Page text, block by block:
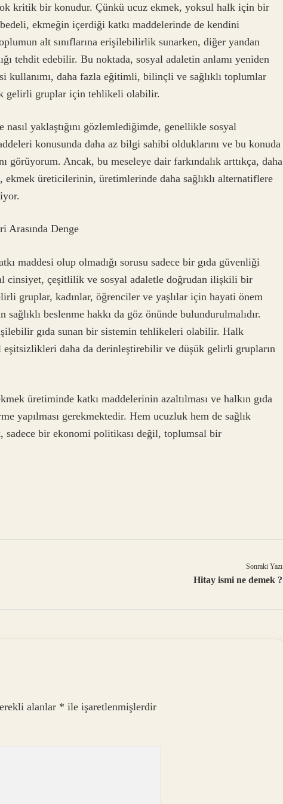
kritik bir konudur. Çünkü ucuz ekmek, yoksul halk için bir
ekmeğin içerdiği katkı maddelerinde de kendini
alt sınıflarına erişilebilirlik sunarken, diğer yandan
tehdit edebilir. Bu noktada, sosyal adaletin anlamı yeniden
kullanımı, daha fazla eğitimli, bilinçli ve sağlıklı toplumlar
gelirli gruplar için tehlikeli olabilir.
yaklaştığını gözlemlediğimde, genellikle sosyal
konusunda daha az bilgi sahibi olduklarını ve bu konuda
görüyorum. Ancak, bu meseleye dair farkındalık arttıkça, daha
ekmek üreticilerinin, üretimlerinde daha sağlıklı alternatiflere
Arasında Denge
maddesi olup olmadığı sorusu sadece bir gıda güvenliği
cinsiyet, çeşitlilik ve sosyal adaletle doğrudan ilişkili bir
gruplar, kadınlar, öğrenciler ve yaşlılar için hayati önem
sağlıklı beslenme hakkı da göz önünde bulundurulmalıdır.
gıda sunan bir sistemin tehlikeleri olabilir. Halk
eşitsizlikleri daha da derinleştirebilir ve düşük gelirli grupların
üretiminde katkı maddelerinin azaltılması ve halkın gıda
yapılması gerekmektedir. Hem ucuzluk hem de sağlık
sadece bir ekonomi politikası değil, toplumsal bir
Sonraki Yazı
Hitay ismi ne demek ?
alanlar * ile işaretlenmişlerdir